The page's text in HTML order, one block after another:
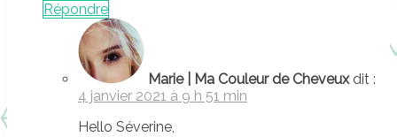
Répondre
Marie | Ma Couleur de Cheveux dit :
4 janvier 2021 à 9 h 51 min
Hello Séverine,